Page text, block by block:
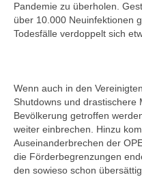
Pandemie zu überholen.
über 10.000 Neuinfektionen
Todesfälle verdoppelt sich
Wenn auch in den
Shutdowns und
Bevölkerung getroffen
weiter einbrechen. Hinzu
Auseinanderbrechen der
die Förderbegrenzungen
den sowieso schon